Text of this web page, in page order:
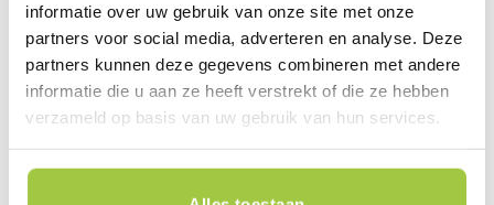
informatie over uw gebruik van onze site met onze
partners voor social media, adverteren en analyse. Deze
partners kunnen deze gegevens combineren met andere
informatie die u aan ze heeft verstrekt of die ze hebben
verzameld op basis van uw gebruik van hun services.
Elektrische fiets Nederland
Reviews